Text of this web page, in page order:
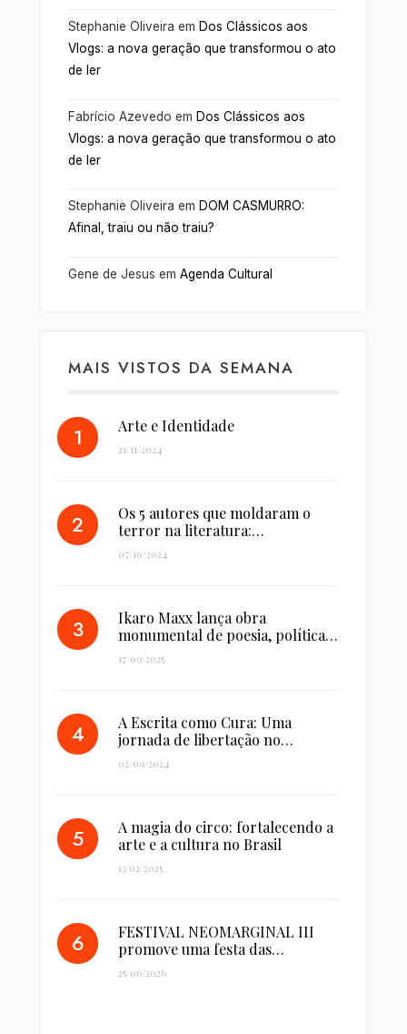
Stephanie Oliveira em Dos Clássicos aos
Vlogs: a nova geração que transformou o ato
de ler
Fabrício Azevedo em Dos Clássicos aos
Vlogs: a nova geração que transformou o ato
de ler
Stephanie Oliveira em DOM CASMURRO:
Afinal, traiu ou não traiu?
Gene de Jesus em Agenda Cultural
MAIS VISTOS DA SEMANA
Arte e Identidade
21/11/2024
Os 5 autores que moldaram o
terror na literatura:…
07/10/2024
Ikaro Maxx lança obra
monumental de poesia, política…
17/09/2025
A Escrita como Cura: Uma
jornada de libertação no…
02/09/2024
A magia do circo: fortalecendo a
arte e a cultura no Brasil
13/02/2025
FESTIVAL NEOMARGINAL III
promove uma festa das…
25/06/2026